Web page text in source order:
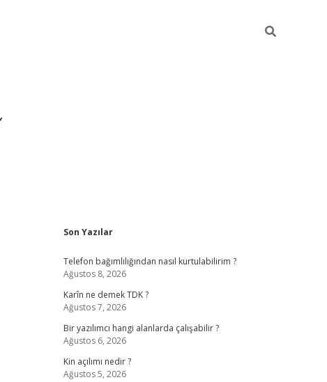
Sidebar
Son Yazılar
Telefon bağımlılığından nasıl kurtulabilirim ?
Ağustos 8, 2026
Karîn ne demek TDK ?
Ağustos 7, 2026
Bir yazılımcı hangi alanlarda çalışabilir ?
Ağustos 6, 2026
Kin açılımı nedir ?
Ağustos 5, 2026